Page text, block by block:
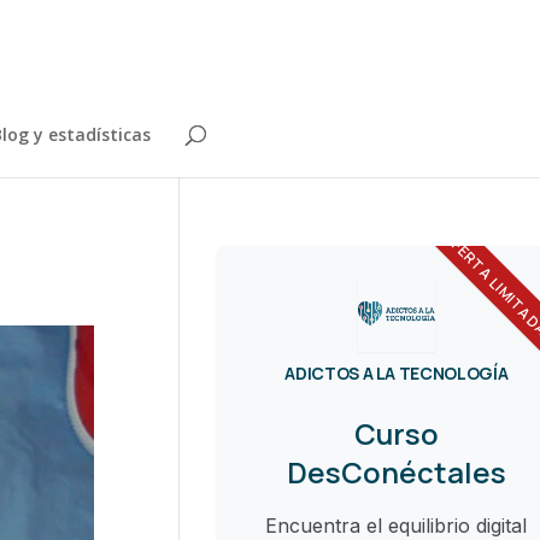
y estadísticas
OFERTA
ADICTOS A LA TECNOLOGÍA
Curso
DesConéctales
Encuentra el equilibrio digital